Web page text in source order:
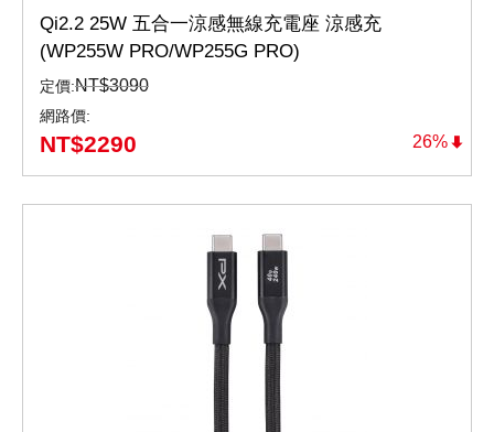
26%
Qi2.2 25W 五合一涼感無線充電座 涼感充
(WP255W PRO/WP255G PRO)
定價:NT$3090
網路價:
NT$2290